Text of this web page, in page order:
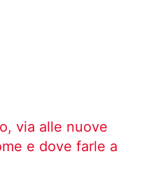
via alle nuove
e dove farle a